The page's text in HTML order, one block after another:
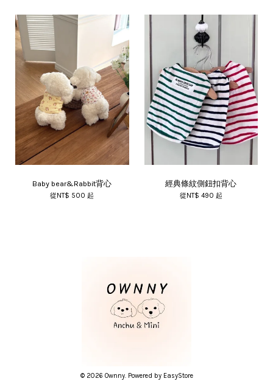
Baby bear&Rabbit背心
從NT$ 500起
經典條紋側鈕扣背心
從NT$ 490 起
© 2026 Ownny. Powered by EasyStore